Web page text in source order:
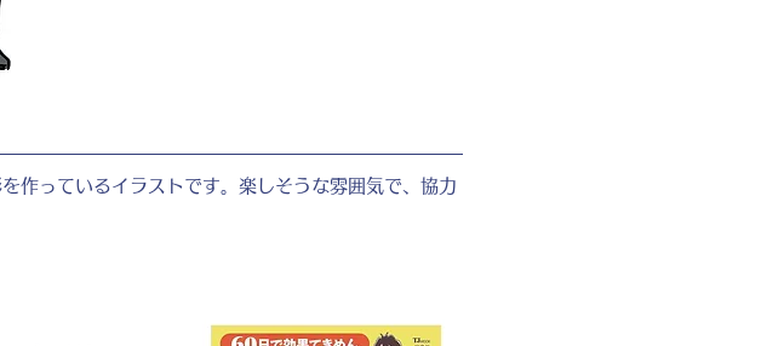
作っているイラストです。楽しそうな雰囲気で、協力